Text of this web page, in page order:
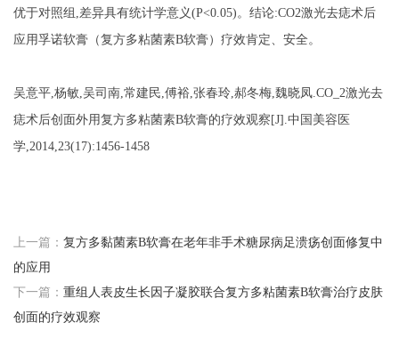
优于对照组,差异具有统计学意义(P<0.05)。结论:CO2激光去痣术后
应用孚诺软膏（复方多粘菌素B软膏） 疗效肯定、安全。
吴意平,杨敏,吴司南,常建民,傅裕,张春玲,郝冬梅,魏晓凤.CO_2激光去
痣术后创面外用复方多粘菌素B软膏的疗效观察[J].中国美容医
学,2014,23(17):1456-1458
上一篇： 复方多黏菌素B软膏在老年非手术糖尿病足溃疡创面修复中
的应用
下一篇： 重组人表皮生长因子凝胶联合复方多粘菌素B软膏治疗皮肤
创面的疗效观察